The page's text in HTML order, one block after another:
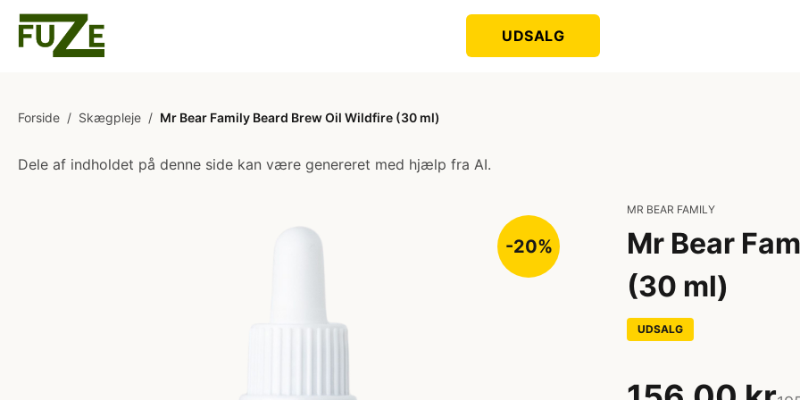
UDSALG
Forside / Skægpleje / Mr Bear Family Beard Brew Oil Wildfire (30 ml)
Dele af indholdet på denne side kan være genereret med hjælp fra AI.
-20%
MR BEAR FAMILY
Mr Bear
(30 ml)
UDSALG